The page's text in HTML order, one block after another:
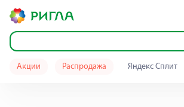
Акции Распродажа Яндекс Сплит